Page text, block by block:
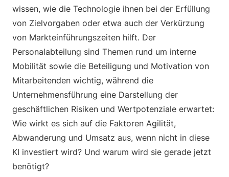
wissen, wie die Technologie ihnen bei der Erfüllung
von Zielvorgaben oder etwa auch der Verkürzung
von Markteinführungszeiten hilft. Der
Personalabteilung sind Themen rund um interne
Mobilität sowie die Beteiligung und Motivation von
Mitarbeitenden wichtig, während die
Unternehmensführung eine Darstellung der
geschäftlichen Risiken und Wertpotenziale erwartet:
Wie wirkt es sich auf die Faktoren Agilität,
Abwanderung und Umsatz aus, wenn nicht in diese
KI investiert wird? Und warum wird sie gerade jetzt
benötigt?